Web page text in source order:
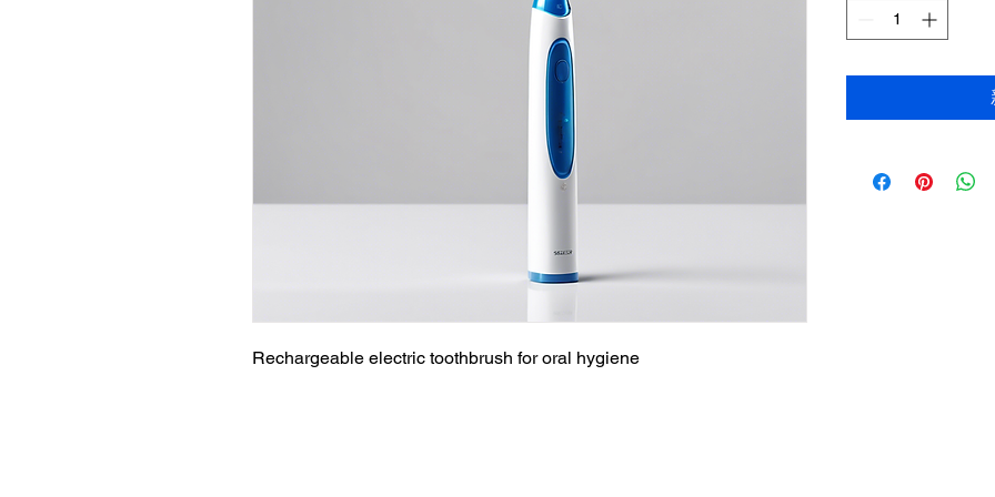
Rechargeable electric toothbrush for oral hygiene